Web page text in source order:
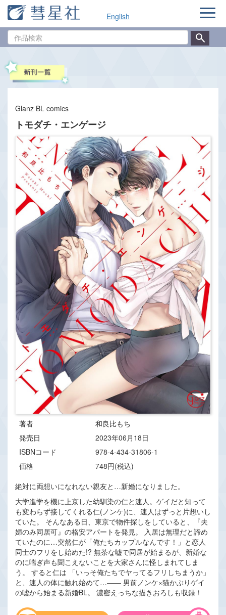
English
品
ナ
ゲ
Glanz BL comics
トモダチ・エンゲージ
著者
和良比もち
発売日
2023年06月18日
ISBNコード
978-4-434-31806-1
価格
748円(税込)
絶対に両想いになれない親友と…新婚になりました。
大学進学を機に上京した幼馴染の仁と速人。ゲイだと知って
も変わらず接してくれる仁(ノンケ)に、速人はずっと片想いし
ていた。 そんなある日、東京で物件探しをしていると、『夫
婦のみ同居可』の格安アパートを発見。 入居は無理だと諦め
ていたのに…突然仁が「俺たちカップルなんです！」と恋人
同士のフリをし始めた!? 無茶な嘘で同居が始まるが、新婚な
のに喘ぎ声も聞こえないことを大家さんに怪しまれてしま
う。 すると仁は 「いっそ俺たちでヤってるフリしちまうか」
と、速人の体に触れ始めて…―― 男前ノンケ×猫かぶりゲイ
の嘘から始まる新婚BL。 濃密えっちな描きおろしも収録！